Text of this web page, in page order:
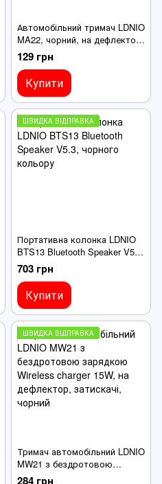
Автомобільний тримач LDNIO
MA22, чорний, на дефлектор,
магнітний
129 грн
Купити
ШВИДКА ВІДПРАВКА
Портативна колонка LDNIO
BTS13 Bluetooth Speaker V5.3,
чорного кольору
703 грн
Купити
ШВИДКА ВІДПРАВКА
Тримач автомобільний LDNIO
MW21 з бездротовою
зарядкою Wireless charger
284 грн